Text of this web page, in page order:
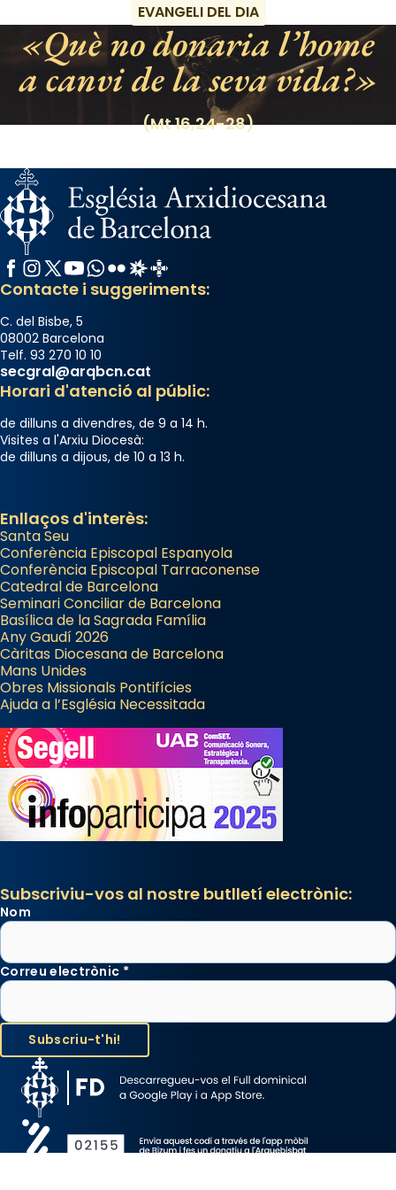
«Si vols saber què és calor, ves per les
Santes a Mataró»🥵.
Photo
EVANGELI DEL DIA
Què no donaria l’home
a canvi de la seva vida?
(Mt 16,24-28)
Facebook
Instagram
X / Twitter
YouTube
WhatsApp
FlickrRadio Estel
Catalunya Cristiana
Contacte i suggeriments:
C. del Bisbe, 5
08002 Barcelona
Telf. 93 270 10 10
secgral@arqbcn.cat
Horari d'atenció al públic:
de dilluns a divendres, de 9 a 14 h.
Visites a l'Arxiu Diocesà:
de dilluns a dijous, de 10 a 13 h.
Enllaços d'interès:
Santa Seu
Conferència Episcopal Espanyola
Conferència Episcopal Tarraconense
Catedral de Barcelona
Seminari Conciliar de Barcelona
Basílica de la Sagrada Família
Any Gaudí 2026
Càritas Diocesana de Barcelona
Mans Unides
Obres Missionals Pontifícies
Ajuda a l’Església Necessitada
Subscriviu-vos al nostre butlletí electrònic:
Nom
Correu electrònic *